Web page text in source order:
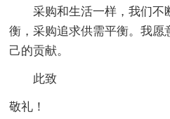
采购和生活一样，我们不
衡，采购追求供需平衡。我愿
己的贡献。
此致
敬礼！